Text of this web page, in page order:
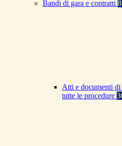
Bandi di gara e contratti
Atti e documenti di
tutte le procedure